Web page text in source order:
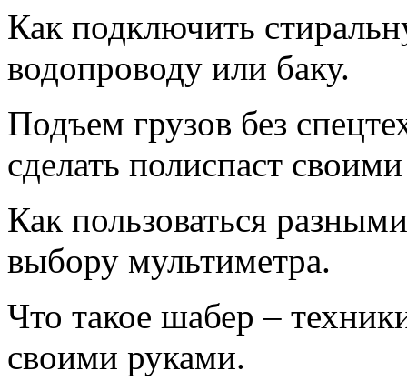
Как подключить
водопроводу или баку.
Подъем грузов без
сделать полиспаст
Как пользоваться
выбору мультиметра.
Что такое шабер –
своими руками.